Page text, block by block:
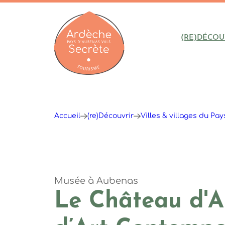
Accueil (re)Découvrir Villes & villages du
Musée à Aubenas
Le Château